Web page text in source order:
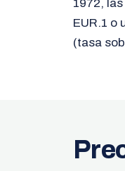
1972,
EUR.1 o
(tasa